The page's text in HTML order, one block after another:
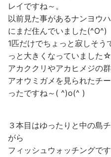
レイですね～。
以前見た事があるナンヨウ
にまだ住んでいました(^O^)
1匹だけでちょっと寂しそう
っと大きくなっていました☆
アカククリやアカヒメジの
アオウミガメを見られたチ
ったですね～( ^)o(^ )
３本目はゆったりと中の島
がら
フィッシュウォッチングで